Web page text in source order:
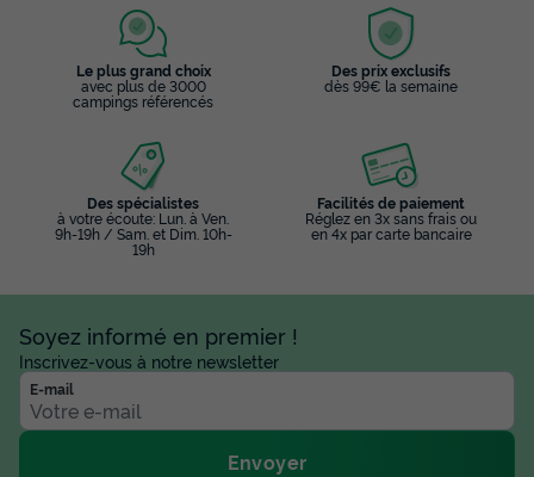
Le plus grand choix
avec plus de 3000
campings référencés
Des prix exclusifs
dès 99€ la semaine
Des spécialistes
à votre écoute: Lun. à Ven.
9h-19h / Sam. et Dim. 10h-
19h
Facilités de paiement
Réglez en 3x sans frais ou
en 4x par carte bancaire
Soyez informé en premier !
Inscrivez-vous à notre newsletter
E-mail
Envoyer